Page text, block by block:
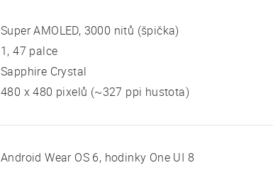
Super AMOLED, 3000 nitů (špička)
1, 47 palce
Sapphire Crystal
480 x 480 pixelů (~327 ppi hustota)
Android Wear OS 6, hodinky One UI 8